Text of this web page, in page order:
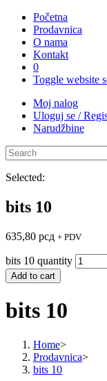
Početna
Prodavnica
O nama
Kontakt
0
Toggle website
Moj nalog
Uloguj se /
Narudžbine
Selected:
bits 10
635,80 рсд + PDV
bits 10 quantity
Add to cart
bits 10
Home>
Prodavnica>
bits 10